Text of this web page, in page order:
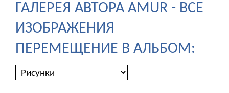
ГАЛЕРЕЯ АВТОРА AMUR - ВСЕ
ИЗОБРАЖЕНИЯ
ПЕРЕМЕЩЕНИЕ В АЛЬБОМ: